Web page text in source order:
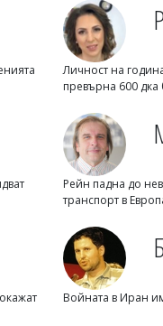
Личност на
превърна 600
Рейн падна до
транспорт в
Войната в Иран